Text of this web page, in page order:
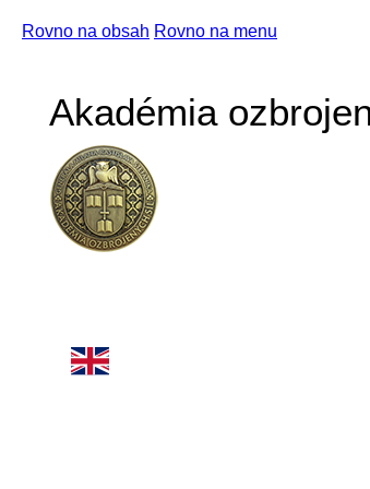
Rovno na obsah Rovno na menu
Akadémia